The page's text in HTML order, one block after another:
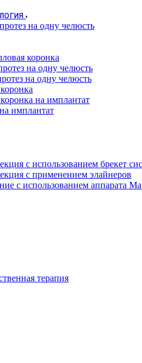
на одну челюсть
коронка
на одну челюсть
на одну челюсть
на имплантат
имплантат
с использованием брекет
с применением элайнеров
с использованием аппарата
терапия